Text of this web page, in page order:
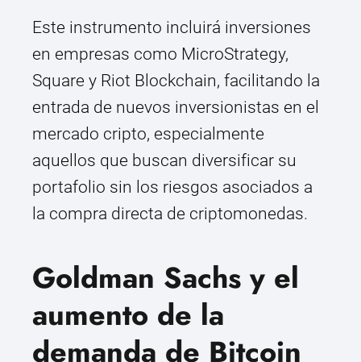
Este instrumento incluirá inversiones
en empresas como MicroStrategy,
Square y Riot Blockchain, facilitando la
entrada de nuevos inversionistas en el
mercado cripto, especialmente
aquellos que buscan diversificar su
portafolio sin los riesgos asociados a
la compra directa de criptomonedas.
Goldman Sachs y el
aumento de la
demanda de Bitcoin